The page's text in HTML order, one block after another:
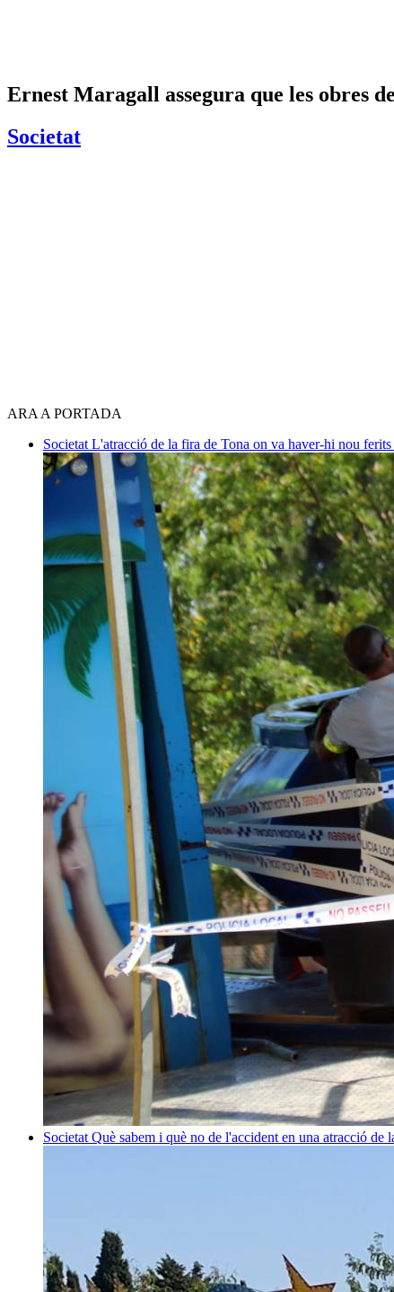
Ernest Maragall assegura que les obres
Societat
ARA A PORTADA
Societat L'atracció de la fira de Tona on va haver-hi nou
Societat Què sabem i què no de l'accident en una atracció de